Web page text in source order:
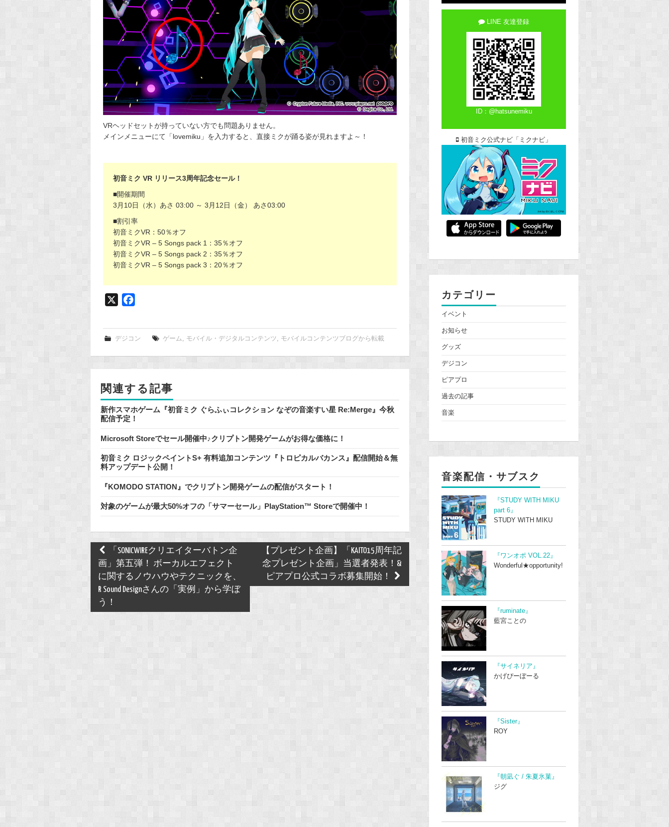
VRヘッドセットが持っていない方でも問題ありません。
メインメニューにて「lovemiku」を入力すると、直接ミクが踊る姿が見れますよ～！
初音ミク VR リリース3周年記念セール！
■開催期間
3月10日（水）あさ 03:00 ～ 3月12日（金） あさ03:00
■割引率
初音ミクVR：50％オフ
初音ミクVR – 5 Songs pack 1：35％オフ
初音ミクVR – 5 Songs pack 2：35％オフ
初音ミクVR – 5 Songs pack 3：20％オフ
e
k
デジコン ゲーム, モバイル・デジタルコンテンツ, モバイルコンテンツブログから転載
関連する記事
新作スマホゲーム『初音ミク ぐらふぃコレクション なぞの音楽すい星 Re:Merge』今秋
配信予定！
Microsoft Storeでセール開催中♪クリプトン開発ゲームがお得な価格に！
初音ミク ロジックペイントS+ 有料追加コンテンツ『トロピカルバカンス』配信開始＆無
料アップデート公開！
『KOMODO STATION』でクリプトン開発ゲームの配信がスタート！
対象のゲームが最大50%オフの「サマーセール」PlayStation™ Storeで開催中！
Post
navigation
「SONICWIREクリエイターバトン企
画」第五弾！ ボーカルエフェクト
に関するノウハウやテクニックを、
R Sound Designさんの「実例」から学ぼ
う！
【プレゼント企画】「KAITO15周年記
念プレゼント企画」当選者発表！&
ピアプロ公式コラボ募集開始！
LINE 友達登録
ID：@hatsunemiku
初音ミク公式ナビ「ミクナビ」
カテゴリー
イベント
お知らせ
グッズ
デジコン
ピアプロ
過去の記事
音楽
音楽配信・サブスク
『STUDY WITH MIKU
part 6』
STUDY WITH MIKU
『ワンオポ VOL.22』
Wonderful★opportunity!
『ruminate』
藍宮ことの
『サイネリア』
かげぴーぼーる
『Sister』
ROY
『朝凪ぐ / 朱夏氷菓』
ジグ